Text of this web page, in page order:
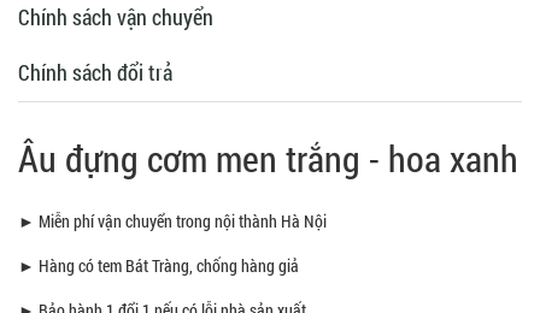
Chính sách vận chuyển
Chính sách đổi trả
Âu đựng cơm men trắng - hoa xanh
► Miễn phí vận chuyển trong nội thành Hà Nội
► Hàng có tem Bát Tràng, chống hàng giả